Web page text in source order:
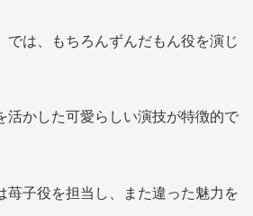
では、もちろんずんだもん役を演じ
活かした可愛らしい演技が特徴的で
苺子役を担当し、また違った魅力を